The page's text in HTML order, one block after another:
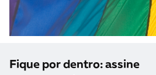
Fique por dentro: assine